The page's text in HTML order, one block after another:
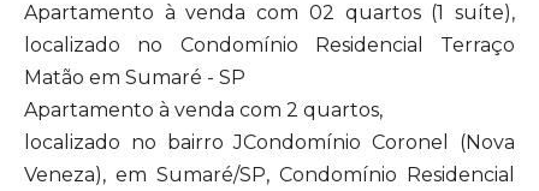
Apartamento à venda com 02 quartos (1 suíte),
localizado no Condomínio Residencial Terraço
Matão em Sumaré - SP
Apartamento à venda com 2 quartos,
localizado no bairro JCondomínio Coronel (Nova
Veneza), em Sumaré/SP, Condomínio Residencial